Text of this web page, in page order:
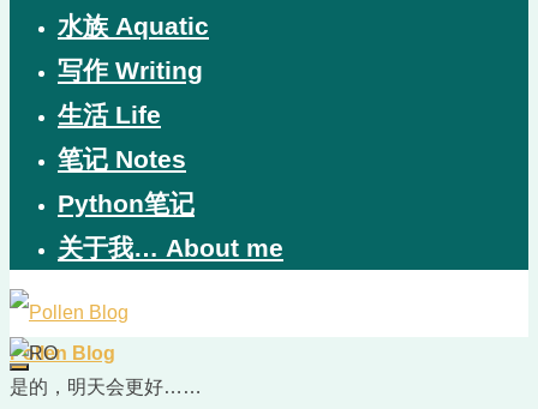
水族 Aquatic
写作 Writing
生活 Life
笔记 Notes
Python笔记
关于我… About me
Pollen Blog
是的，明天会更好……